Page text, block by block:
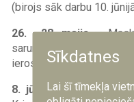
(birojs sāk darbu 10.
26. —28. maijs—
sarunas par armijas
ierosinātajam armijas
8. jūnijs— saskaņojot
Sīkdatnes
Lai šī tīmekļa